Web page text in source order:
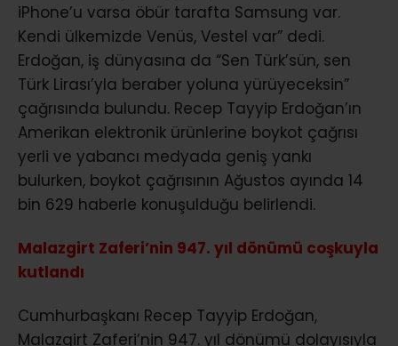
iPhone’u varsa öbür tarafta Samsung var.
Kendi ülkemizde Venüs, Vestel var” dedi.
Erdoğan, iş dünyasına da “Sen Türk’sün, sen
Türk Lirası’yla beraber yoluna yürüyeceksin”
çağrısında bulundu. Recep Tayyip Erdoğan’ın
Amerikan elektronik ürünlerine boykot çağrısı
yerli ve yabancı medyada geniş yankı
bulurken, boykot çağrısının Ağustos ayında 14
bin 629 haberle konuşulduğu belirlendi.
Malazgirt Zaferi’nin 947. yıl dönümü coşkuyla
kutlandı
Cumhurbaşkanı Recep Tayyip Erdoğan,
Malazgirt Zaferi’nin 947. yıl dönümü dolayısıyla